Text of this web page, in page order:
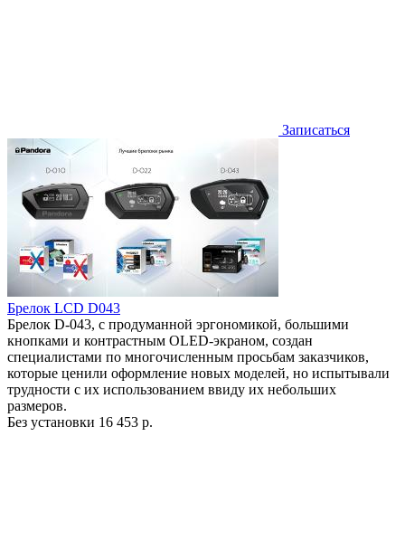
Записаться
Брелок LCD D043
Брелок D-043, с продуманной эргономикой, большими
кнопками и контрастным OLED-экраном, создан
специалистами по многочисленным просьбам заказчиков,
которые ценили оформление новых моделей, но испытывали
трудности с их использованием ввиду их небольших
размеров.
Без установки 16 453 р.